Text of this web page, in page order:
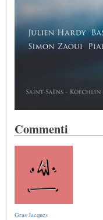
Commenti
Gras Jacques